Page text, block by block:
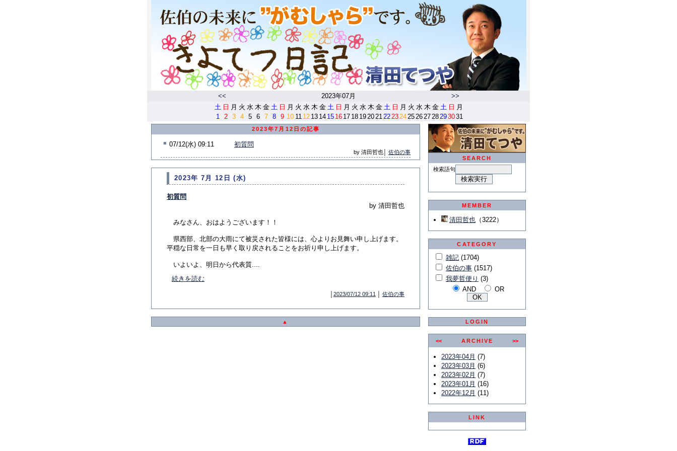
<< 2023年07月
>>
土 日 月 火 水 木 金 土 日 月 火 水 木 金 土 日 月 火 水 木 金 土 日 月 火 水 木 金 土 日 月
1
2 3 4 5 6 7 8 9 10 11 12 13 14 15 16 17 18 19202122232425262728293031
2023年7月12日の記事
■ 07/12(水) 09:11 初質問
by 清田哲也│ 佐伯の事
2023年 7月 12日 (水)
初質問
by 清田哲也
みなさん、おはようございます！！
県西部、北部の大雨にて被災された皆様には、心よりお見舞い申し上げます。
平穏な日常を一日も早く取り戻されることをお祈り申し上げます。
いよいよ、明日から代表質....
続きを読む
2023/07/12 09:11 佐伯の事
▲
SEARCH
検索語句
MEMBER
清田哲也 （3222）
CATEGORY
雑記 (1704)
佐伯の事 (1517)
我夢哲便り (3)
AND
OR
LOGIN
<< ARCHIVE >>
2023年04月 (7)
2023年03月 (6)
2023年02月 (7)
2023年01月 (16)
2022年12月 (11)
LINK